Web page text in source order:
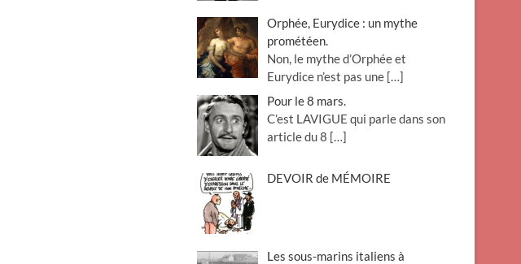
Orphée, Eurydice : un mythe
prométéen.
Non, le mythe d’Orphée et
Eurydice n’est pas une […]
Pour le 8 mars.
C’est LAVIGUE qui parle dans son
article du 8 […]
DEVOIR de MÉMOIRE
Les sous-marins italiens à